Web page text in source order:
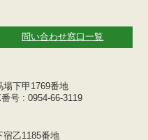
問い合わせ窓口一覧
場下甲1769番地
号 : 0954-66-3119
宿乙1185番地